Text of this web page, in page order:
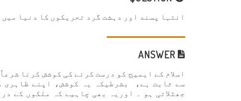
انتہا پسند اور دہشت گرد تحریکوں کا دنیا میں
اسلام کے ایمیج کو درست کرنے کی کوشش کرنا
سے ثابت ہے، بشرطیکہ یہ کوشش، اپنے ظاہری
جھٹلاتی ہو ۔ اوریہ بھی چاہیے کہ ملکوں کے